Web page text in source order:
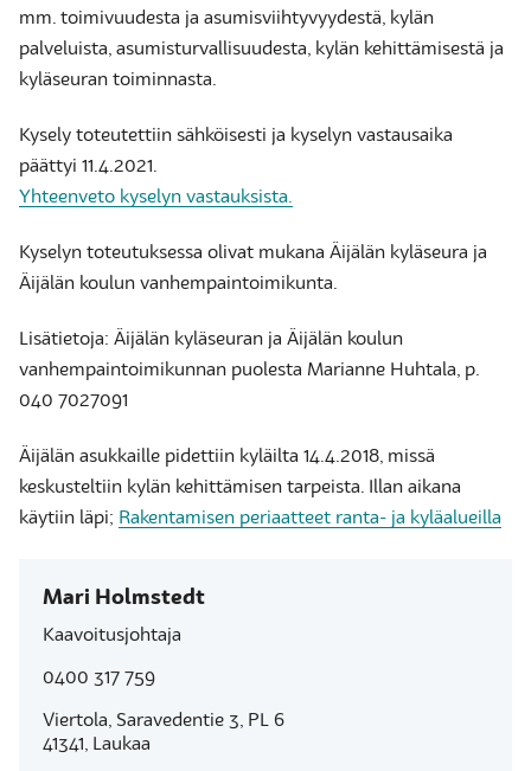
mm. toimivuudesta ja asumisviihtyvyydestä, kylän
palveluista, asumisturvallisuudesta, kylän kehittämisestä ja
kyläseuran toiminnasta.
Kysely toteutettiin sähköisesti ja kyselyn vastausaika
päättyi 11.4.2021.
Yhteenveto kyselyn vastauksista.
Kyselyn toteutuksessa olivat mukana Äijälän kyläseura ja
Äijälän koulun vanhempaintoimikunta.
Lisätietoja: Äijälän kyläseuran ja Äijälän koulun
vanhempaintoimikunnan puolesta Marianne Huhtala, p.
040 7027091
Äijälän asukkaille pidettiin kyläilta 14.4.2018, missä
keskusteltiin kylän kehittämisen tarpeista. Illan aikana
käytiin läpi; Rakentamisen periaatteet ranta- ja kyläalueilla
Mari Holmstedt
Kaavoitusjohtaja
0400 317 759
Viertola, Saravedentie 3, PL 6
41341, Laukaa